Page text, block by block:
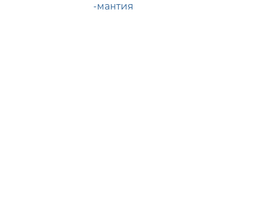
-мантия